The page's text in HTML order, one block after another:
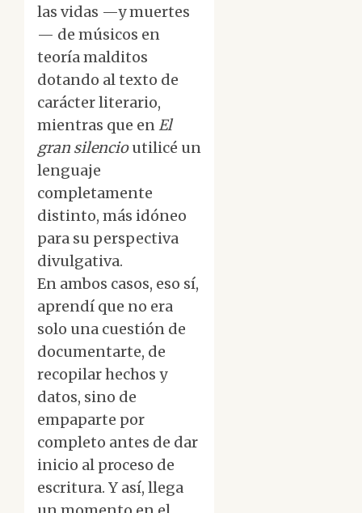
las vidas —y muertes
— de músicos en
teoría malditos
dotando al texto de
carácter literario,
mientras que enEl
gran silencioutilicé un
lenguaje
completamente
distinto, más idóneo
para su perspectiva
divulgativa.
En ambos casos, eso sí,
aprendí que no era
solo una cuestión de
documentarte, de
recopilar hechos y
datos, sino de
empaparte por
completo antes de dar
inicio al proceso de
escritura. Y así, llega